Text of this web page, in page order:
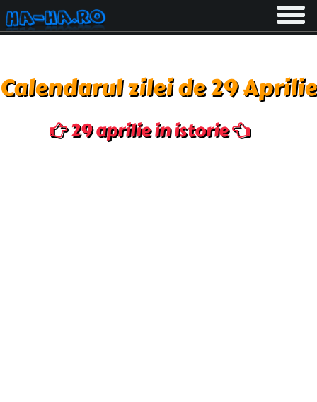
Toggle
Calendarul zilei de 29 Aprilie
29 aprilie in istorie